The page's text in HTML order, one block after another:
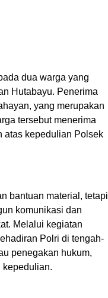
dua warga yang
Hutabayu. Penerima
yang merupakan
tersebut menerima
atas kepedulian Polsek
bantuan material, tetapi
komunikasi dan
Melalui kegiatan
Polri di tengah-
penegakan hukum,
kepedulian.